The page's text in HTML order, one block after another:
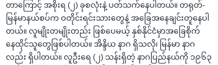
တာကြောင့် အစိုးရ (၂) ခုစလုံးနဲ့ ပတ်သက်နေပါတယ်။ တရုတ်-
မြန်မာနယ်စပ်က ဝတိုင်းရင်းသားတွေနဲ့ အခြေအနေချင်းတူနေပါ
တယ်။ လူမျိုးတမျိုးတည်း ဖြစ်ပေမယ့် နှစ်နိုင်ငံမှာအခြေစိုက်
နေထိုင်သူတွေဖြစ်ပါတယ်။ အိန္ဒိယ နာဂ ရှိသလို၊ မြန်မာ နာဂ
လည်း ရှိပါတယ်။ လူဦးရေ (၂) သန်းရှိတဲ့ နာဂပြည်နယ်ကို ၁၉၆၃